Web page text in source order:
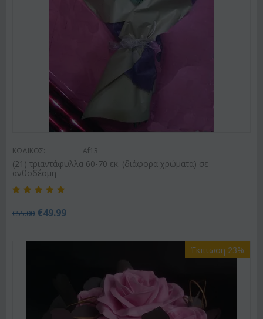
ΚΩΔΙΚΟΣ: Af13
(21) τριαντάφυλλα 60-70 εκ. (διάφορα χρώματα) σε
ανθοδέσμη
€55.00 €49.99
Έκπτωση 23%